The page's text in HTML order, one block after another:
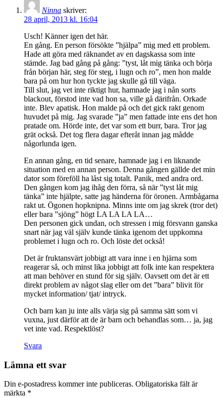
Ninna skriver:
28 april, 2013 kl. 16:04
Usch! Känner igen det här.
En gång. En person försökte ”hjälpa” mig med ett problem.
Hade att göra med räknandet av en dagskassa som inte
stämde. Jag bad gång på gång: ”tyst, låt mig tänka och börja
från början här, steg för steg, i lugn och ro”, men hon malde
bara på om hur hon tyckte jag skulle gå till väga.
Till slut, jag vet inte riktigt hur, hamnade jag i nån sorts
blackout, förstod inte vad hon sa, ville gå därifrån. Orkade
inte. Blev apatisk. Hon malde på och det gick rakt genom
huvudet på mig. Jag svarade ”ja” men fattade inte ens det hon
pratade om. Hörde inte, det var som ett burr, bara. Tror jag
grät också. Det tog flera dagar efteråt innan jag mådde
någorlunda igen.
En annan gång, en tid senare, hamnade jag i en liknande
situation med en annan person. Denna gången gällde det min
dator som föreföll ha låst sig totalt. Panik, med andra ord.
Den gången kom jag ihåg den förra, så när ”tyst låt mig
tänka” inte hjälpte, satte jag händerna för öronen. Armbågarna
rakt ut. Ögonen hopknipna. Minns inte om jag skrek (tror det)
eller bara ”sjöng” högt LA LA LA LA…
Den personen gick undan, och stressen i mig försvann ganska
snart när jag väl själv kunde tänka igenom det uppkomna
problemet i lugn och ro. Och löste det också!
Det är fruktansvärt jobbigt att vara inne i en hjärna som
reagerar så, och minst lika jobbigt att folk inte kan respektera
att man behöver en stund för sig själv. Oavsett om det är ett
direkt problem av något slag eller om det ”bara” blivit för
mycket information/ tjat/ intryck.
Och barn kan ju inte alls värja sig på samma sätt som vi
vuxna, just därför att de är barn och behandlas som… ja, jag
vet inte vad. Respektlöst?
Svara
Lämna ett svar
Din e-postadress kommer inte publiceras. Obligatoriska fält är
märkta *